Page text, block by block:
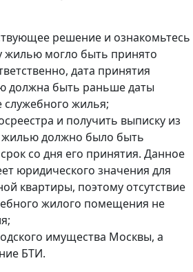
решение и ознакомьтесь
жилью могло быть принято
дата принятия
должна быть раньше даты
служебного жилья;
и получить выписку из
жилью должно было быть
со дня его принятия. Данное
юридического значения для
квартиры, поэтому отсутствие
жилого помещения не
имущества Москвы, а
БТИ.